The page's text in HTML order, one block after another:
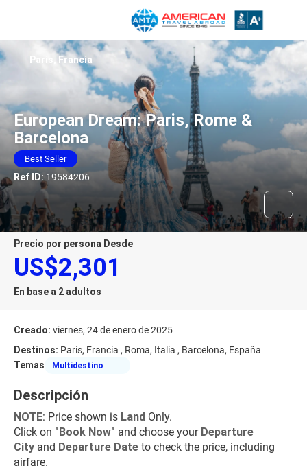
European Dream: Paris, Rome &
Barcelona
Best Seller
Ref ID: 19584206
París, Francia
precio por persona Desde
US$2,301
En base a 2 adultos
Creado: viernes, 24 de enero de 2025
Destinos: París, Francia , Roma, Italia , Barcelona, España
Temas
Multidestino
Descripción
NOTE: Price shown is Land Only.
Click on "Book Now" and choose your Departure
City and Departure Date to check the price, including
airfare.